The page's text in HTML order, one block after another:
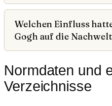
Welchen Einfluss
Gogh auf die
Normdaten und
Verzeichnisse